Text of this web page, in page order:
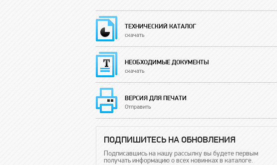
ТЕХНИЧЕСКИЙ КАТАЛОГ
скачать
НЕОБХОДИМЫЕ ДОКУМЕНТЫ
скачать
ВЕРСИЯ ДЛЯ ПЕЧАТИ
Отправить
ПОДПИШИТЕСЬ НА ОБНОВЛЕНИЯ
Подписавшись на нашу рассылку вы будете первым
получать информацию о всех новинках в каталоге.